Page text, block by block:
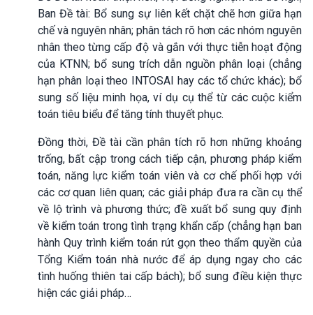
Ban Đề tài: Bổ sung sự liên kết chặt chẽ hơn giữa hạn
chế và nguyên nhân; phân tách rõ hơn các nhóm nguyên
nhân theo từng cấp độ và gắn với thực tiễn hoạt động
của KTNN; bổ sung trích dẫn nguồn phân loại (chẳng
hạn phân loại theo INTOSAI hay các tổ chức khác); bổ
sung số liệu minh họa, ví dụ cụ thể từ các cuộc kiểm
toán tiêu biểu để tăng tính thuyết phục.
Đồng thời, Đề tài cần phân tích rõ hơn những khoảng
trống, bất cập trong cách tiếp cận, phương pháp kiểm
toán, năng lực kiểm toán viên và cơ chế phối hợp với
các cơ quan liên quan; các giải pháp đưa ra cần cụ thể
về lộ trình và phương thức; đề xuất bổ sung quy định
về kiểm toán trong tình trạng khẩn cấp (chẳng hạn ban
hành Quy trình kiểm toán rút gọn theo thẩm quyền của
Tổng Kiểm toán nhà nước để áp dụng ngay cho các
tình huống thiên tai cấp bách); bổ sung điều kiện thực
hiện các giải pháp…